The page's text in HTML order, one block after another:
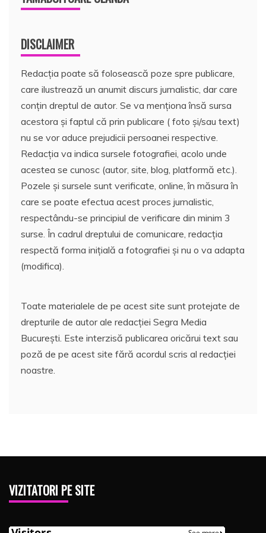
DISCLAIMER
Redacția poate să folosească poze spre publicare,
care ilustrează un anumit discurs jurnalistic, dar care
conțin dreptul de autor. Se va menționa însă sursa
acestora și faptul că prin publicare ( foto și/sau text)
nu se vor aduce prejudicii persoanei respective.
Redacția va indica sursele fotografiei, acolo unde
acestea se cunosc (autor, site, blog, platformă etc.).
Pozele și sursele sunt verificate, online, în măsura în
care se poate efectua acest proces jurnalistic,
respectându-se principiul de verificare din minim 3
surse. În cadrul dreptului de comunicare, redacția
respectă forma inițială a fotografiei și nu o va adapta
(modifica).
Toate materialele de pe acest site sunt protejate de
drepturile de autor ale redacției Segra Media
București. Este interzisă publicarea oricărui text sau
poză de pe acest site fără acordul scris al redacției
noastre.
VIZITATORI PE SITE